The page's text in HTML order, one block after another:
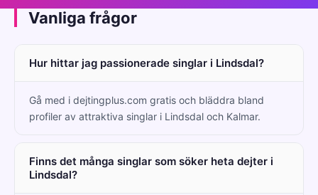
Vanliga frågor
Hur hittar jag passionerade singlar i Lindsdal?
Gå med i dejtingplus.com gratis och bläddra bland
profiler av attraktiva singlar i Lindsdal och Kalmar.
Finns det många singlar som söker heta dejter i
Lindsdal?